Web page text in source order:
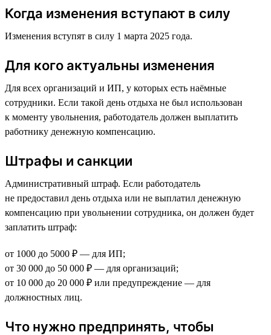
Когда изменения вступают в силу
Изменения вступят в силу 1 марта 2025 года.
Для кого актуальны изменения
Для всех организаций и ИП, у которых есть наёмные
сотрудники. Если такой день отдыха не был использован
к моменту увольнения, работодатель должен выплатить
работнику денежную компенсацию.
Штрафы и санкции
Административный штраф. Если работодатель
не предоставил день отдыха или не выплатил денежную
компенсацию при увольнении сотрудника, он должен будет
заплатить штраф:
от 1000 до 5000 ₽ — для ИП;
от 30 000 до 50 000 ₽ — для организаций;
от 10 000 до 20 000 ₽ или предупреждение — для
должностных лиц.
Что нужно предпринять, чтобы